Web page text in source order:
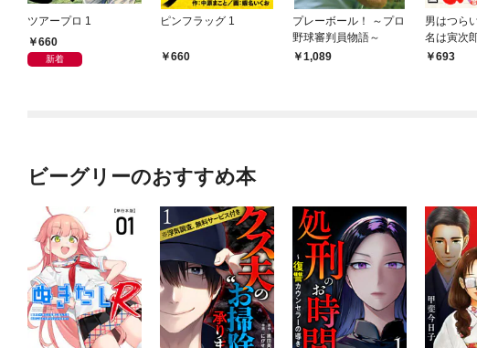
ツアープロ 1
660
新着
ピンフラッグ 1
660
プレーボール！ ～プロ
野球審判員物語～
1,089
男はつら
名は寅次
693
ビーグリーのおすすめ本